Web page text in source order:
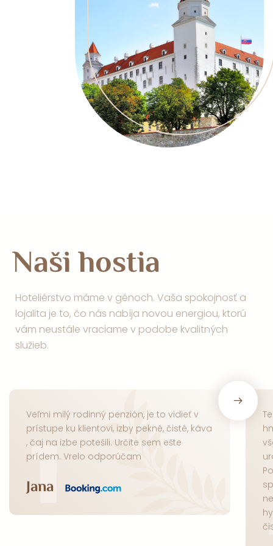
Naši hostia
Hoteliérstvo máme v génoch. Vaša spokojnosť a
lojalita je to, čo nás nabíja novou energiou, ktorú
vám neustále vraciame v podobe kvalitných
služieb.
Veľmi milý rodinný penzión, je to vidieť v
prístupe ku klientovi, izby pekné, čisté, káva
, čaj na izbe potešili. Určite sem ešte
prídem. Vrelo odporúčam
Jana
1